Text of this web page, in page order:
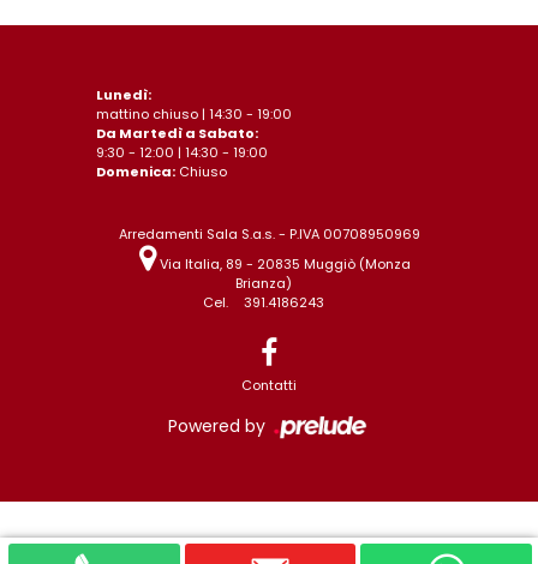
Lunedì:
mattino chiuso | 14:30 - 19:00
Da Martedì a Sabato:
9:30 - 12:00 | 14:30 - 19:00
Domenica: Chiuso
Arredamenti Sala S.a.s. - P.IVA 00708950969
Via Italia, 89 - 20835 Muggiò (Monza
Brianza)
Cel.
391.4186243
Contatti
Powered by